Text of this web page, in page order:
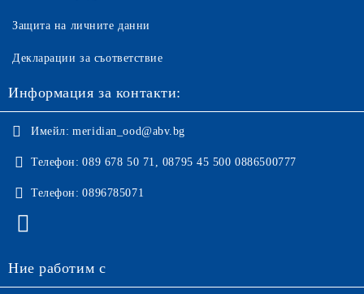
Защита на личните данни
Декларации за съответствие
Информация за контакти:
Имейл: meridian_ood@abv.bg
Телефон: 089 678 50 71, 08795 45 500 0886500777
Телефон: 0896785071
Ние работим с